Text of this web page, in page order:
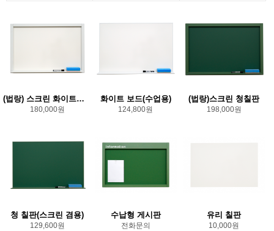
(법랑) 스크린 화이트보드
180,000원
화이트 보드(수업용)
124,800원
(법랑)스크린 청칠판
198,000원
청 칠판(스크린 겸용)
129,600원
수납형 게시판
전화문의
유리 칠판
10,000원